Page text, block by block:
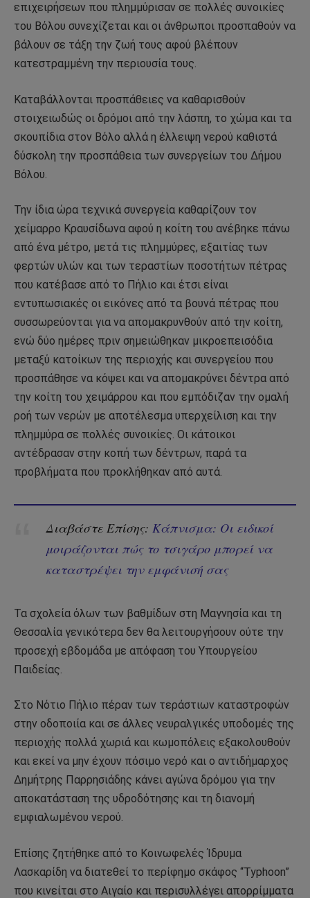
επιχειρήσεων που πλημμύρισαν σε πολλές συνοικίες
του Βόλου συνεχίζεται και οι άνθρωποι προσπαθούν να
βάλουν σε τάξη την ζωή τους αφού βλέπουν
κατεστραμμένη την περιουσία τους.
Καταβάλλονται προσπάθειες να καθαρισθούν
στοιχειωδώς οι δρόμοι από την λάσπη, το χώμα και τα
σκουπίδια στον Βόλο αλλά η έλλειψη νερού καθιστά
δύσκολη την προσπάθεια των συνεργείων του Δήμου
Βόλου.
Την ίδια ώρα τεχνικά συνεργεία καθαρίζουν τον
χείμαρρο Κραυσίδωνα αφού η κοίτη του ανέβηκε πάνω
από ένα μέτρο, μετά τις πλημμύρες, εξαιτίας των
φερτών υλών και των τεραστίων ποσοτήτων πέτρας
που κατέβασε από το Πήλιο και έτσι είναι
εντυπωσιακές οι εικόνες από τα βουνά πέτρας που
συσσωρεύονται για να απομακρυνθούν από την κοίτη,
ενώ δύο ημέρες πριν σημειώθηκαν μικροεπεισόδια
μεταξύ κατοίκων της περιοχής και συνεργείου που
προσπάθησε να κόψει και να απομακρύνει δέντρα από
την κοίτη του χειμάρρου και που εμπόδιζαν την ομαλή
ροή των νερών με αποτέλεσμα υπερχείλιση και την
πλημμύρα σε πολλές συνοικίες. Οι κάτοικοι
αντέδρασαν στην κοπή των δέντρων, παρά τα
προβλήματα που προκλήθηκαν από αυτά.
Διαβάστε Επίσης:Κάπνισμα: Οι ειδικοί
μοιράζονται πώς το τσιγάρο μπορεί να
καταστρέψει την εμφάνισή σας
Τα σχολεία όλων των βαθμίδων στη Μαγνησία και τη
Θεσσαλία γενικότερα δεν θα λειτουργήσουν ούτε την
προσεχή εβδομάδα με απόφαση του Υπουργείου
Παιδείας.
Στο Νότιο Πήλιο πέραν των τεράστιων καταστροφών
στην οδοποιία και σε άλλες νευραλγικές υποδομές της
περιοχής πολλά χωριά και κωμοπόλεις εξακολουθούν
και εκεί να μην έχουν πόσιμο νερό και ο αντιδήμαρχος
Δημήτρης Παρρησιάδης κάνει αγώνα δρόμου για την
αποκατάσταση της υδροδότησης και τη διανομή
εμφιαλωμένου νερού.
Επίσης ζητήθηκε από το Κοινωφελές Ίδρυμα
Λασκαρίδη να διατεθεί το περίφημο σκάφος “Typhoon”
που κινείται στο Αιγαίο και περισυλλέγει απορρίμματα